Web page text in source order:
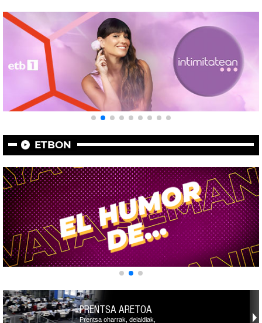
ETBON
PRENTSA ARETOA
Prentsa oharrak, deialdiak,